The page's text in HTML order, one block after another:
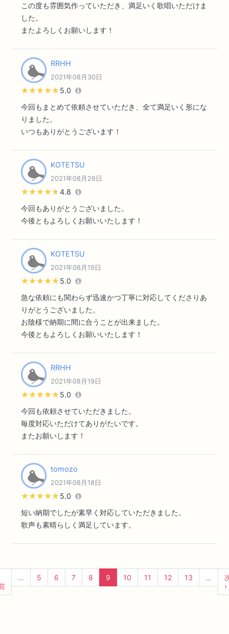
この度も雰囲気作っていただき、満足いく歌唱いただけま
した。
またよろしくお願いします！
RRHH
2021年08月30日
★★★★★
★★★★★ 5.0
今回もまとめて依頼させていただき、全て満足いく形にな
りました。
いつもありがとうございます！
KOTETSU
2021年08月26日
★★★★★
★★★★★4.8
今回もありがとうございました。
今後ともよろしくお願いいたします！
KOTETSU
2021年08月19日
★★★★★
★★★★★ 5.0
急な依頼にも関わらず迅速かつ丁寧に対応してくださりあ
りがとうございました。
お陰様で納期に間に合うことが出来ました。
今後ともよろしくお願いいたします！
RRHH
2021年08月19日
★★★★★
★★★★★ 5.0
今回も依頼させていただきました。
毎度対応いただけてありがたいです。
またお願いします！
tomozo
2021年08月18日
★★★★★
★★★★★ 5.0
短い納期でしたが素早く対応していただきました。
歌声も素晴らしく満足しています。
… 5 6 7 8 9 10 11 12 13 …
›